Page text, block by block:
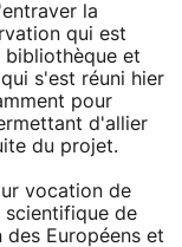
la
qui est
bibliothèque et
s'est réuni hier
pour
d'allier
du projet.
vocation de
scientifique de
Européens et